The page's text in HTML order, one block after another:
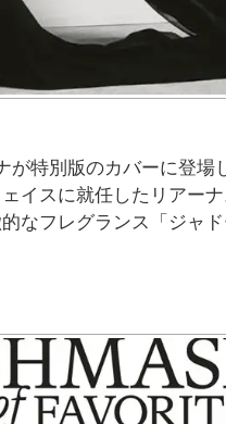
が特別版のカバーに登場
イスに就任したリアー
なフレグランス「ジャ